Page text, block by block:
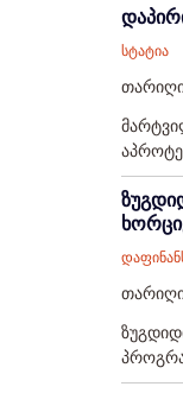
სტატია